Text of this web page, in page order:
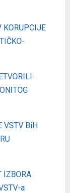
KORUPCIJE
VSTV BiH
IZBORA
a